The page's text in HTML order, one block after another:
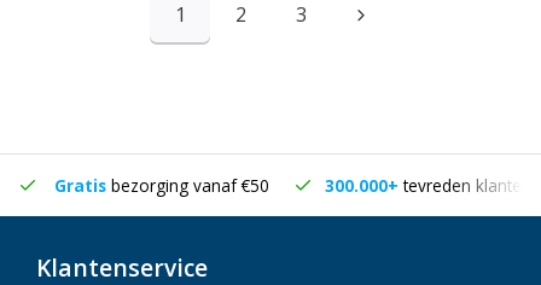
1 2 3
Gratis bezorging vanaf €50 300.000+tevreden klanten
Klantenservice